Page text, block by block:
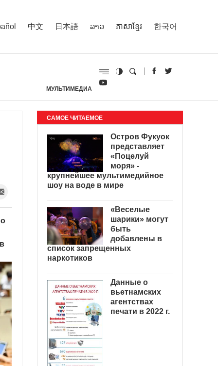
中文 日本語 ລາວ ភាសាខ្មែរ 한국어
МУЛЬТИМЕДИА
САМОЕ ЧИТАЕМОЕ
Остров Фукуок
представляет
«Поцелуй
моря» -
крупнейшее мультимедийное
шоу на воде в мире
«Веселые
шарики» могут
быть
добавлены в
список запрещенных
наркотиков
Данные о
вьетнамских
агентствах
печати в 2022 г.